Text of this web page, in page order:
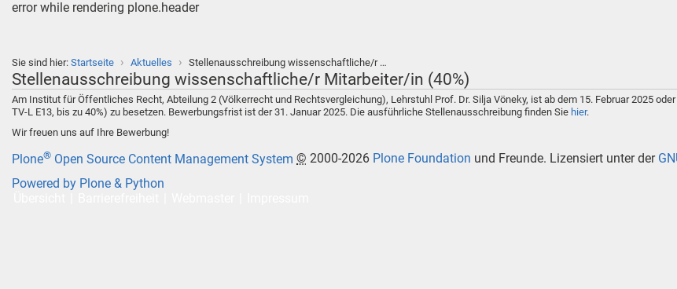
error while rendering plone.header
Sie sind hier: Startseite › Aktuelles › Stellenausschreibung wissenschaftliche/r …
Stellenausschreibung wissenschaftliche/r Mitarbeiter/in (40%)
Am Institut für Öffentliches Recht, Abteilung 2 (Völkerrecht und Rechtsvergleichung), Lehrstuhl Prof. Dr. Silja Vöneky, ist ab dem 15. Februar 2025
TV-L E13, bis zu 40%) zu besetzen. Bewerbungsfrist ist der 31. Januar 2025. Die ausführliche Stellenausschreibung finden Sie hier.
Wir freuen uns auf Ihre Bewerbung!
Plone® Open Source Content Management System © 2000-2026 Plone Foundation und Freunde. Lizensiert unter der
Powered by Plone & Python